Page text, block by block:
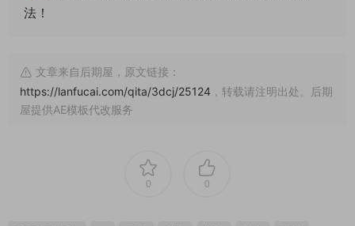
法！
文章来自后期屋，原文链接：
https://lanfucai.com/qita/3dcj/25124 ，转载请注明出处。后期
屋提供AE模板代改服务
0 0